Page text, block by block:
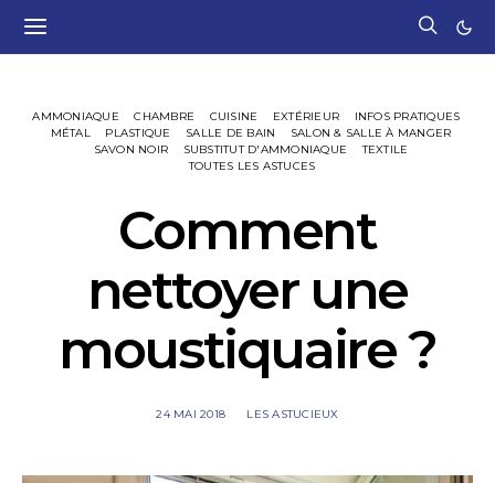
AMMONIAQUE CHAMBRE CUISINE EXTÉRIEUR
INFOS PRATIQUES
MÉTAL
PLASTIQUE SALLE DE BAIN
SALON & SALLE À MANGER
SAVON NOIR
SUBSTITUT D'AMMONIAQUE
TEXTILE
TOUTES LES ASTUCES
Comment
nettoyer une
moustiquaire ?
24 MAI 2018 LES ASTUCIEUX